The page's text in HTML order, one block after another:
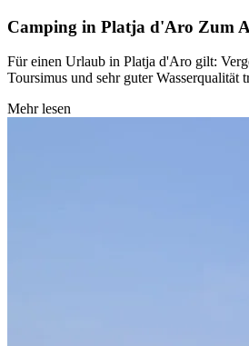
Camping in Platja d'Aro Zum
Für einen Urlaub in Platja d'Aro gilt:
Toursimus und sehr guter Wasserqualität
Mehr lesen